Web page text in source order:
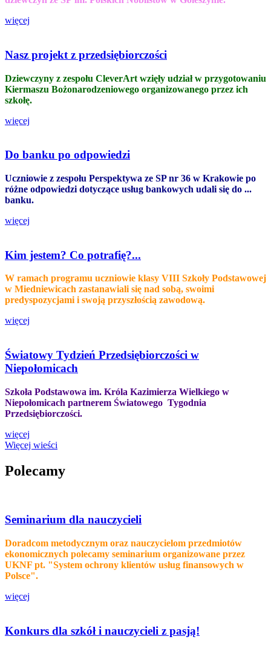
więcej
Nasz projekt z przedsiębiorczości
Dziewczyny z zespołu CleverArt wzięły udział w przygotowaniu
Kiermaszu Bożonarodzeniowego organizowanego przez ich
szkołę.
więcej
Do banku po odpowiedzi
Uczniowie z zespołu Perspektywa ze SP nr 36 w Krakowie po
różne odpowiedzi dotyczące usług bankowych udali się do ...
banku.
więcej
Kim jestem? Co potrafię?...
W ramach programu uczniowie klasy VIII Szkoły Podstawowej
w Miedniewicach zastanawiali się nad sobą, swoimi
predyspozycjami i swoją przyszłością zawodową.
więcej
Światowy Tydzień Przedsiębiorczości w
Niepołomicach
Szkoła Podstawowa im. Króla Kazimierza Wielkiego w
Niepołomicach partnerem Światowego Tygodnia
Przedsiębiorczości.
więcej
Więcej wieści
Polecamy
Seminarium dla nauczycieli
Doradcom metodycznym oraz nauczycielom przedmiotów
ekonomicznych polecamy seminarium organizowane przez
UKNF pt. "System ochrony klientów usług finansowych w
Polsce".
więcej
Konkurs dla szkół i nauczycieli z pasją!